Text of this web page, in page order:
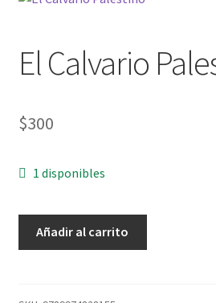
nosotros
novedades
El Calvario
$300
1 disponibles
Añadir al carrito